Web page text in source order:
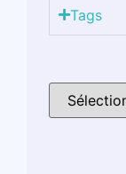
Tags